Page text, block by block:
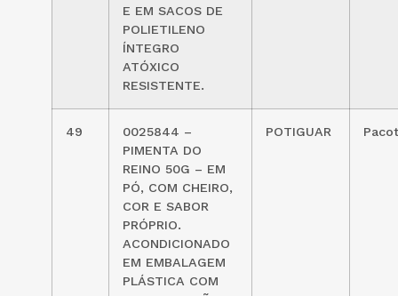
E EM SACOS DE
POLIETILENO
ÍNTEGRO
ATÓXICO
RESISTENTE.
49
0025844 –
PIMENTA DO
REINO 50G – EM
PÓ, COM CHEIRO,
COR E SABOR
PRÓPRIO.
ACONDICIONADO
EM EMBALAGEM
PLÁSTICA COM
POTIGUAR